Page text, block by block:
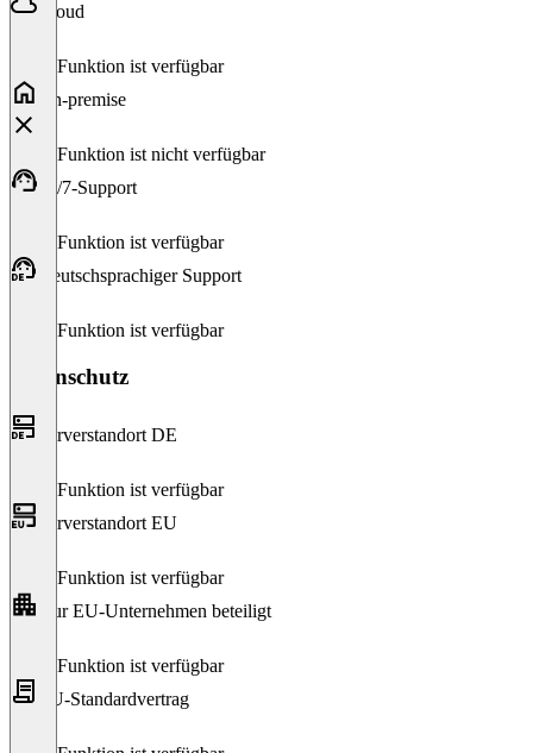
Cloud
Diese Funktion ist verfügbar
On-premise
Diese Funktion ist nicht verfügbar
24/7-Support
Diese Funktion ist verfügbar
Deutschsprachiger Support
Diese Funktion ist verfügbar
Datenschutz
Serverstandort DE
Diese Funktion ist verfügbar
Serverstandort EU
Diese Funktion ist verfügbar
Nur EU-Unternehmen beteiligt
Diese Funktion ist verfügbar
EU-Standardvertrag